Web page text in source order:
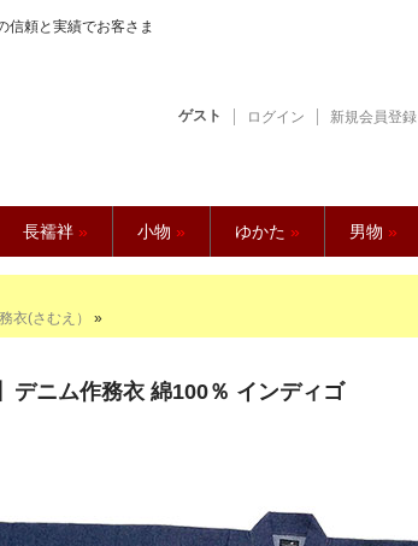
信頼と実績でお客さま
ゲスト ログイン 新規会員登録
長襦袢 » 小物 » ゆかた » 男物 »
衣(さむえ） »
デニム作務衣 綿100％ インディゴ